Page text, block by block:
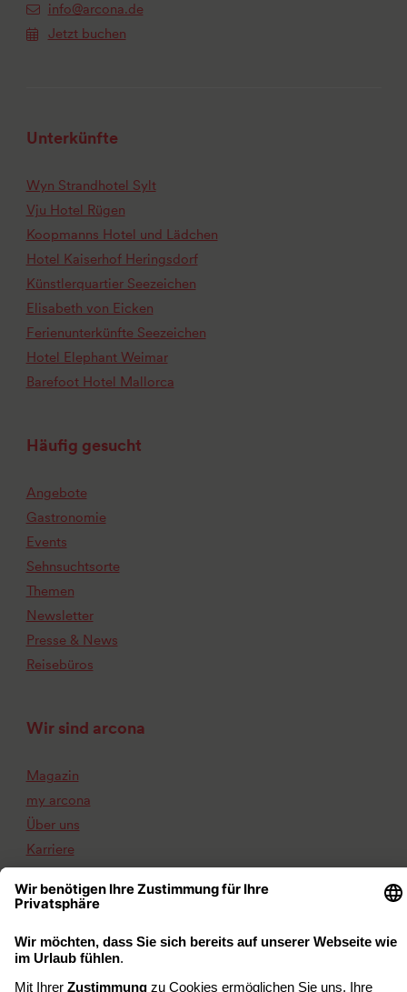
info@arcona.de
Jetzt buchen
Unterkünfte
Wyn Strandhotel Sylt
Vju Hotel Rügen
Koopmanns Hotel und Lädchen
Hotel Kaiserhof Heringsdorf
Künstlerquartier Seezeichen
Elisabeth von Eicken
Ferienunterkünfte Seezeichen
Hotel Elephant Weimar
Barefoot Hotel Mallorca
Häufig gesucht
Angebote
Gastronomie
Events
Sehnsuchtsorte
Themen
Newsletter
Presse & News
Reisebüros
Wir sind arcona
Magazin
my arcona
Über uns
Karriere
Impressum
Barrierefreiheit